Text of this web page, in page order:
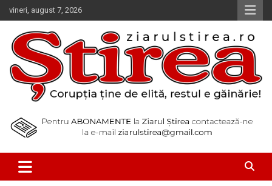
Skip
to
content
vineri, august 7, 2026
Ziarul Știrea